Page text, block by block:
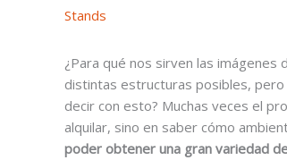
Stands
¿Para qué nos sirven las
distintas estructuras posibles,
decir con esto? Muchas veces el
alquilar, sino en saber cómo
poder obtener una gran variedad